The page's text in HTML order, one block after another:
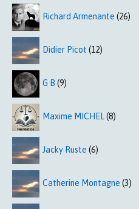
Richard Armenante (26)
Didier Picot (12)
G B (9)
Maxime MICHEL(8)
Jacky Ruste (6)
Catherine Montagne (3)